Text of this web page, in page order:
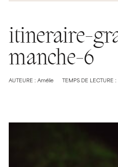
itineraire-
manche-6
AUTEURE : Amélie TEMPS DE LECTURE